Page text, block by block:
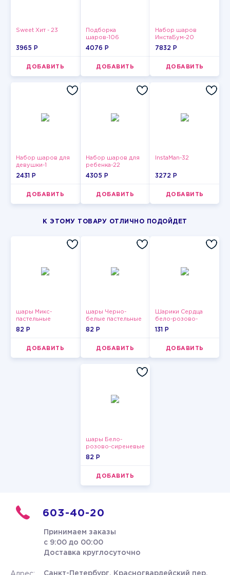
Sweet Хит - 23
3965 P
ДОБАВИТЬ
Подборка
шаров-106
4076 P
ДОБАВИТЬ
Набор шаров
ИнстаБум-20
7832 P
ДОБАВИТЬ
Набор шаров для
девушки-1
2431 P
ДОБАВИТЬ
Набор шаров для
ребенка-22
4305 P
ДОБАВИТЬ
InstaMan-32
3272 P
ДОБАВИТЬ
К ЭТОМУ ТОВАРУ ОТЛИЧНО ПОДОЙДЕТ
шары Микс-
пастельные
82 P
ДОБАВИТЬ
шары Черно-
белые пастельные
82 P
ДОБАВИТЬ
Шарики Сердца
бело-розово-
красные
131 P
ДОБАВИТЬ
шары Бело-
розово-сиреневые
пастельные
82 P
ДОБАВИТЬ
603-40-20
Принимаем заказы
с 9:00 до 00:00
Доставка круглосуточно
Санкт-Петербург, Красногвардейский пер.